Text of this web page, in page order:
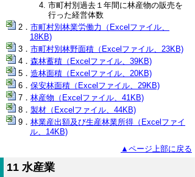
市町村別過去１年間に林産物の販売を
行った経営体数
市町村別林業労働力（Excelファイル、
18KB)
市町村別林野面積（Excelファイル、23KB)
森林蓄積（Excelファイル、39KB)
造林面積（Excelファイル、20KB)
保安林面積（Excelファイル、29KB)
林産物（Excelファイル、41KB)
製材（Excelファイル、44KB)
林業産出額及び生産林業所得（Excelファイ
ル、14KB)
▲ページ上部に戻る
11 水産業